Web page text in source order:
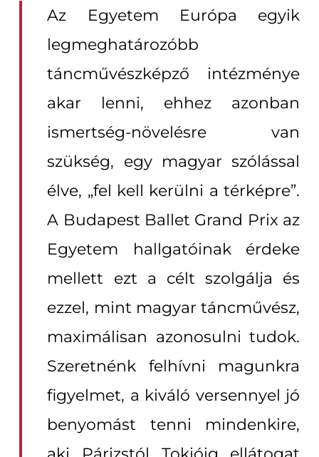
Az Egyetem Európa egyik
legmeghatározóbb
táncművészképző intézménye
akar lenni, ehhez azonban
ismertség-növelésre van
szükség, egy magyar szólással
élve, „fel kell kerülni a térképre”.
A Budapest Ballet Grand Prix az
Egyetem hallgatóinak érdeke
mellett ezt a célt szolgálja és
ezzel, mint magyar táncművész,
maximálisan azonosulni tudok.
Szeretnénk felhívni magunkra
figyelmet, a kiváló versennyel jó
benyomást tenni mindenkire,